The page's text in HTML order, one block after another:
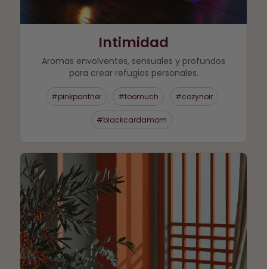
Intimidad
Aromas envolventes, sensuales y profundos
para crear refugios personales.
#pinkpanther #toomuch #cozynoir
#blackcardamom